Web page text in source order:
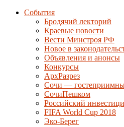
События
Бродячий лекторий
Краевые новости
Вести Минстроя РФ
Новое в
Объявления и анонсы
Конкурсы
АрхРазрез
Сочи —
СочиПешком
Российский
FIFA World Cup 2018
Эко-Берег